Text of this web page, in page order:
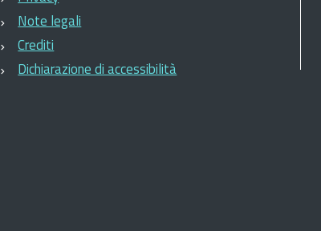
Note legali
Crediti
Dichiarazione di accessibilità